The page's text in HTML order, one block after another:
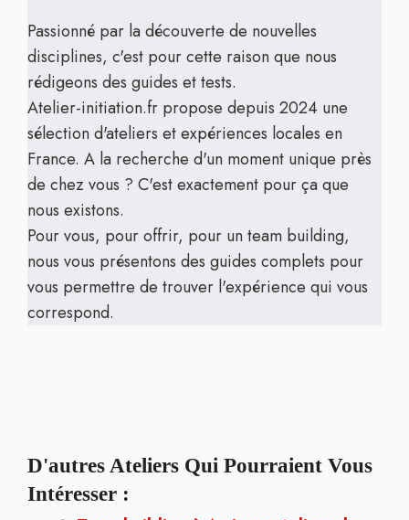
Passionné par la découverte de nouvelles
disciplines, c'est pour cette raison que nous
rédigeons des guides et tests.
Atelier-initiation.fr propose depuis 2024 une
sélection d'ateliers et expériences locales en
France. A la recherche d'un moment unique près
de chez vous ? C'est exactement pour ça que
nous existons.
Pour vous, pour offrir, pour un team building,
nous vous présentons des guides complets pour
vous permettre de trouver l'expérience qui vous
correspond.
D'autres Ateliers Qui Pourraient Vous
Intéresser :